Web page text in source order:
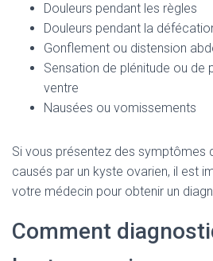
Douleurs pendant les règles
Douleurs pendant la
Gonflement ou distension
Sensation de plénitude ou de
ventre
Nausées ou vomissements
Si vous présentez des symptômes
causés par un kyste ovarien, il est
votre médecin pour obtenir un
Comment